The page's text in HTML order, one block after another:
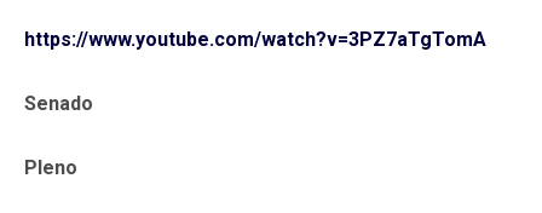
https://www.youtube.com/watch?v=3PZ7aTgTomA
Senado
Pleno